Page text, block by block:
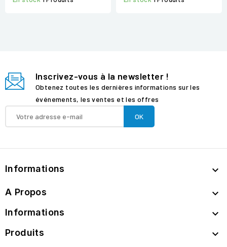
Inscrivez-vous à la newsletter !
Obtenez toutes les dernières informations sur les
événements, les ventes et les offres
Informations 
A Propos 
Informations 
Produits 